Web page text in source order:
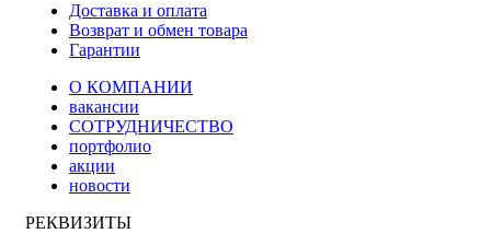
Доставка и оплата
Возврат и обмен товара
Гарантии
О КОМПАНИИ
вакансии
СОТРУДНИЧЕСТВО
портфолио
акции
новости
РЕКВИЗИТЫ